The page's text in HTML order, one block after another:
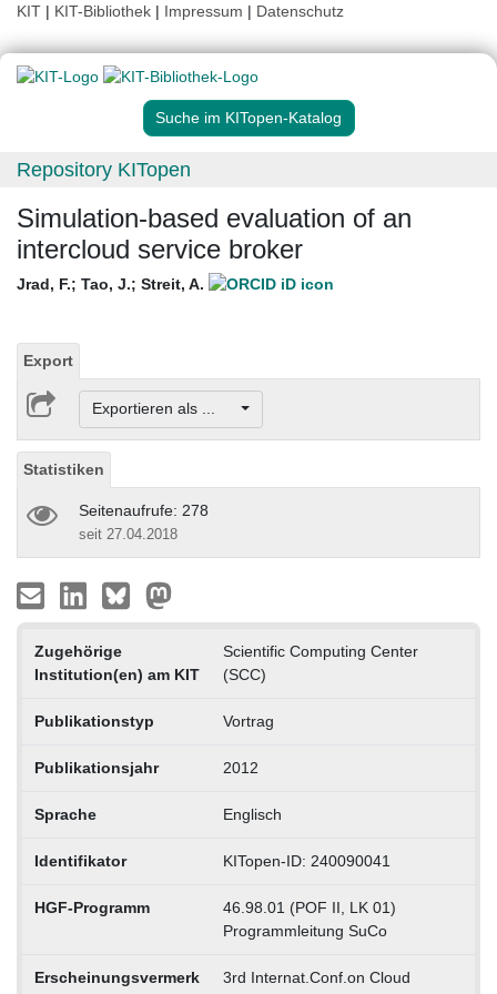
KIT | KIT-Bibliothek | Impressum | Datenschutz
Suche im KITopen-Katalog
Repository KITopen
Simulation-based evaluation of an
intercloud service broker
Jrad, F.; Tao, J.; Streit, A.
Export
Exportieren als ...
Statistiken
Seitenaufrufe: 278
seit 27.04.2018
Zugehörige
Institution(en) am KIT
Scientific Computing Center
(SCC)
Publikationstyp Vortrag
Publikationsjahr 2012
Sprache Englisch
Identifikator KITopen-ID: 240090041
HGF-Programm
46.98.01 (POF II, LK 01)
Programmleitung SuCo
Erscheinungsvermerk
3rd Internat.Conf.on Cloud